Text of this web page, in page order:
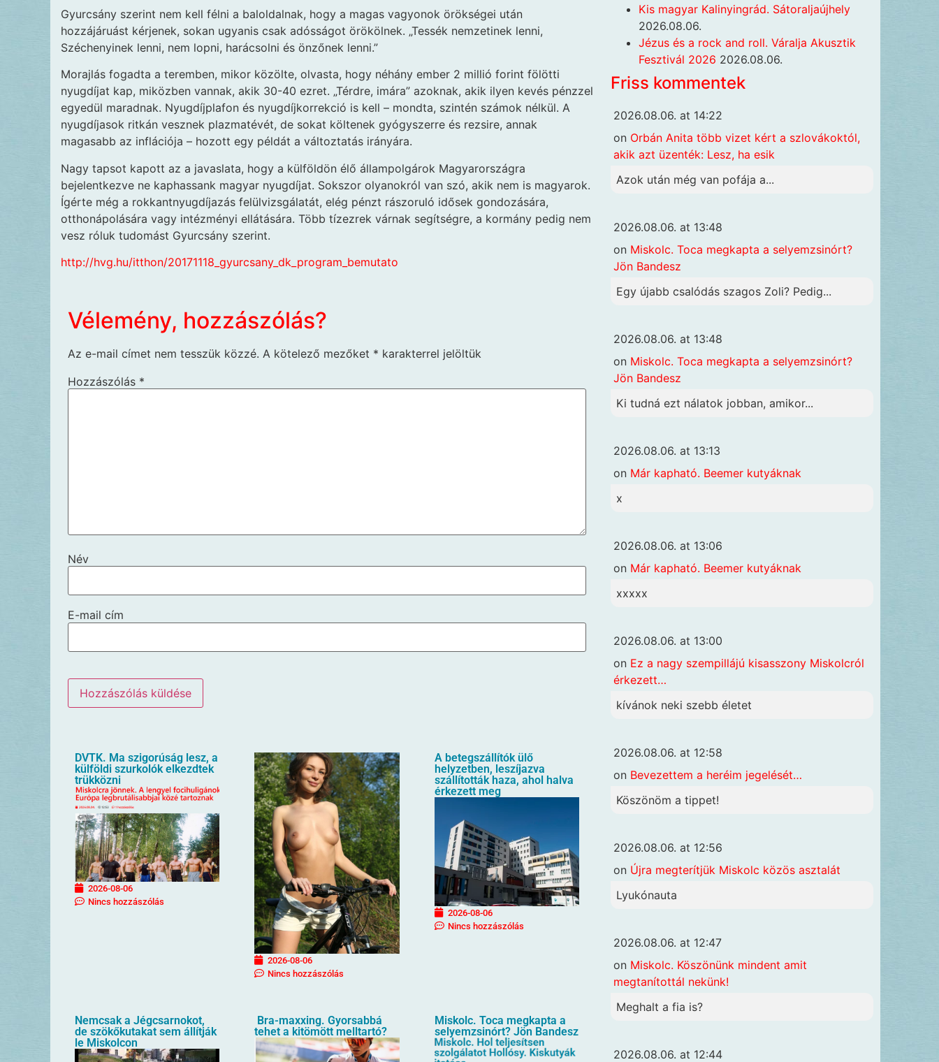
Gyurcsány szerint nem kell félni a baloldalnak, hogy a magas vagyonok örökségei után
hozzájáruást kérjenek, sokan ugyanis csak adósságot örökölnek. „Tessék nemzetinek lenni,
Széchenyinek lenni, nem lopni, harácsolni és önzőnek lenni.”
Morajlás fogadta a teremben, mikor közölte, olvasta, hogy néhány ember 2 millió forint fölötti
nyugdíjat kap, miközben vannak, akik 30-40 ezret. „Térdre, imára” azoknak, akik ilyen kevés pénzzel
egyedül maradnak. Nyugdíjplafon és nyugdíjkorrekció is kell – mondta, szintén számok nélkül. A
nyugdíjasok ritkán vesznek plazmatévét, de sokat költenek gyógyszerre és rezsire, annak
magasabb az inflációja – hozott egy példát a változtatás irányára.
Nagy tapsot kapott az a javaslata, hogy a külföldön élő állampolgárok Magyarországra
bejelentkezve ne kaphassank magyar nyugdíjat. Sokszor olyanokról van szó, akik nem is magyarok.
Ígérte még a rokkantnyugdíjazás felülvizsgálatát, elég pénzt rászoruló idősek gondozására,
otthonápolására vagy intézményi ellátására. Több tízezrek várnak segítségre, a kormány pedig nem
vesz róluk tudomást Gyurcsány szerint.
http://hvg.hu/itthon/20171118_gyurcsany_dk_program_bemutato
Vélemény, hozzászólás?
Az e-mail címet nem tesszük közzé. A kötelező mezőket * karakterrel jelöltük
Hozzászólás *
Név
E-mail cím
DVTK. Ma szigorúság lesz, a
külföldi szurkolók elkezdtek
trükközni
2026-08-06
Nincs hozzászólás
2026-08-06
Nincs hozzászólás
A betegszállítók ülő
helyzetben, leszíjazva
szállították haza, ahol halva
érkezett meg
2026-08-06
Nincs hozzászólás
Nemcsak a Jégcsarnokot,
de szökőkutakat sem állítják
le Miskolcon
Bra-maxxing. Gyorsabbá
tehet a kitömött melltartó?
Miskolc. Toca megkapta a
selyemzsinórt? Jön Bandesz
Kis magyar Kalinyingrád. Sátoraljaújhely
2026.08.06.
Jézus és a rock and roll. Váralja Akusztik
Fesztivál 2026 2026.08.06.
Friss kommentek
2026.08.06. at 14:22
on Orbán Anita több vizet kért a szlovákoktól,
akik azt üzenték: Lesz, ha esik
Azok után még van pofája a...
2026.08.06. at 13:48
on Miskolc. Toca megkapta a selyemzsinórt?
Jön Bandesz
Egy újabb csalódás szagos Zoli? Pedig...
2026.08.06. at 13:48
on Miskolc. Toca megkapta a selyemzsinórt?
Jön Bandesz
Ki tudná ezt nálatok jobban, amikor...
2026.08.06. at 13:13
on Már kapható. Beemer kutyáknak
x
2026.08.06. at 13:06
on Már kapható. Beemer kutyáknak
xxxxx
2026.08.06. at 13:00
on Ez a nagy szempillájú kisasszony Miskolcról
érkezett…
kívánok neki szebb életet
2026.08.06. at 12:58
on Bevezettem a heréim jegelését…
Köszönöm a tippet!
2026.08.06. at 12:56
on Újra megterítjük Miskolc közös asztalát
Lyukónauta
2026.08.06. at 12:47
on Miskolc. Köszönünk mindent amit
megtanítottál nekünk!
Meghalt a fia is?
2026.08.06. at 12:44